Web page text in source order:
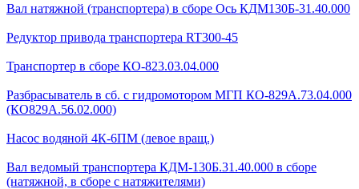
Вал натяжной (транспортера) в сборе Ось КДМ130Б-31.40.000
Редуктор привода транспортера RT300-45
Транспортер в сборе КО-823.03.04.000
Разбрасыватель в сб. с гидромотором МГП КО-829А.73.04.000
(КО829А.56.02.000)
Насос водяной 4К-6ПМ (левое вращ.)
Вал ведомый транспортера КДМ-130Б.31.40.000 в сборе
(натяжной, в сборе с натяжителями)